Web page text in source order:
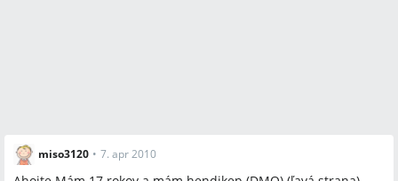
miso3120 • 7. apr 2010